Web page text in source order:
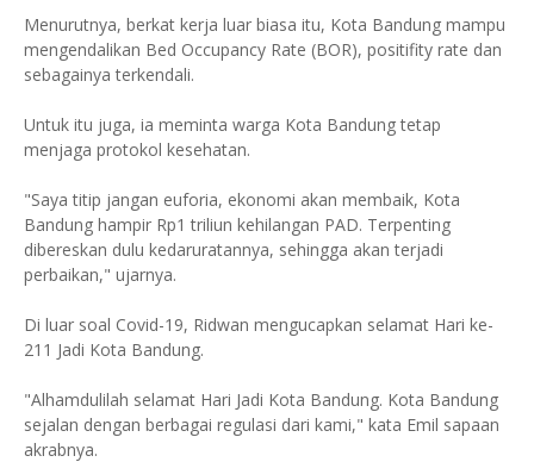
Menurutnya, berkat kerja luar biasa itu, Kota Bandung mampu
mengendalikan Bed Occupancy Rate (BOR), positifity rate dan
sebagainya terkendali.
Untuk itu juga, ia meminta warga Kota Bandung tetap
menjaga protokol kesehatan.
"Saya titip jangan euforia, ekonomi akan membaik, Kota
Bandung hampir Rp1 triliun kehilangan PAD. Terpenting
dibereskan dulu kedaruratannya, sehingga akan terjadi
perbaikan," ujarnya.
Di luar soal Covid-19, Ridwan mengucapkan selamat Hari ke-
211 Jadi Kota Bandung.
"Alhamdulilah selamat Hari Jadi Kota Bandung. Kota Bandung
sejalan dengan berbagai regulasi dari kami," kata Emil sapaan
akrabnya.